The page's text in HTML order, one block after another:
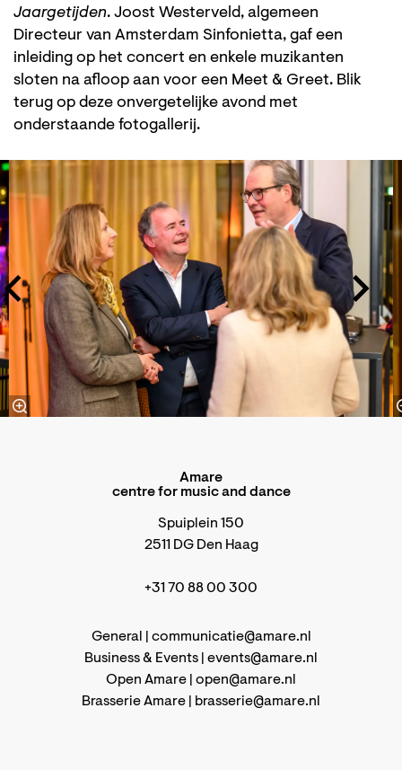
Jaargetijden. Joost Westerveld, algemeen
Directeur van Amsterdam Sinfonietta, gaf een
inleiding op het concert en enkele muzikanten
sloten na afloop aan voor een Meet & Greet. Blik
terug op deze onvergetelijke avond met
onderstaande fotogallerij.
Skip
Amare
centre for music and dance
Spuiplein 150
2511 DG Den Haag
+31 70 88 00 300
General | communicatie@amare.nl
Business & Events | events@amare.nl
Open Amare | open@amare.nl
Brasserie Amare |
brasserie@amare.nl